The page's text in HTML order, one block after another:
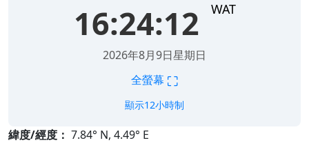
16:24:13 WAT
2026年8月9日星期日
全螢幕 ⛶
顯示12小時制
緯度/經度： 7.84° N, 4.49° E